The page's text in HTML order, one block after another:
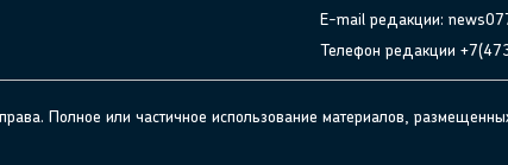
E-mail редакции:
Телефон редакции
Полное или частичное использование материалов,